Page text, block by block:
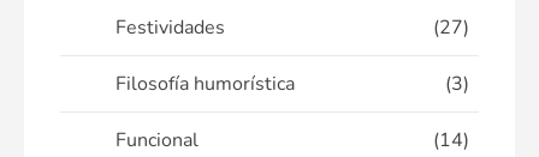
Festividades (27)
Filosofía humorística (3)
Funcional (14)